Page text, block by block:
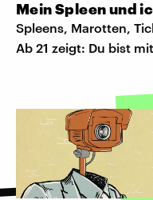
Mein Spleen und
Spleens, Marotten,
Ab 21 zeigt: Du bist